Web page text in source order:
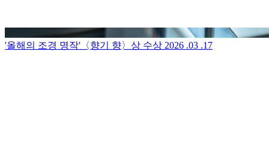
'올해의 조경 명작'〈향기 향〉상 수상 2026 .03 .17